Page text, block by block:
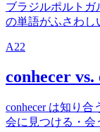
ブラジルポルトガ
の単語がふさわし
A22
conhecer
conhecer は知り
会に見つける・会